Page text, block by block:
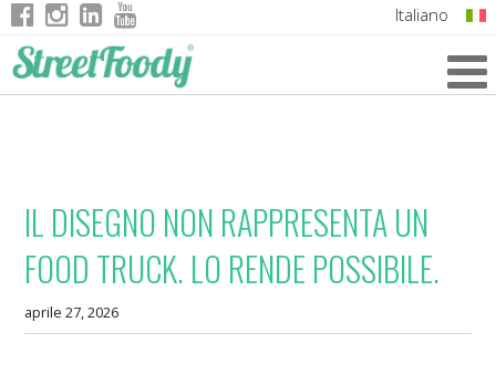
Italiano
IL DISEGNO NON RAPPRESENTA UN
FOOD TRUCK. LO RENDE POSSIBILE.
aprile 27, 2026